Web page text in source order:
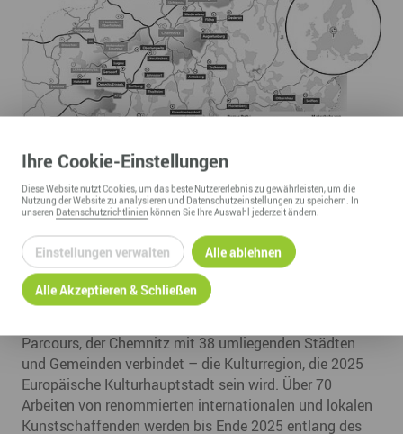
PURPLE PATH – der Kunst-Parcours
durchs Erzgebirge
Parcours, der Chemnitz mit 38 umliegenden Städten
und Gemeinden verbindet – die Kulturregion, die 2025
Europäische Kulturhauptstadt sein wird. Über 70
Arbeiten von renommierten internationalen und lokalen
Kunstschaffenden werden bis Ende 2025 entlang des
Ihre Cookie-Einstellungen
DieseWebsitenutzt Cookies, um das beste Nutzererlebnis zu gewährleisten, um die
Nutzung derWebsitezu analysieren und Datenschutzeinstellungen zu speichern. In
unseren Datenschutzrichtlinien können Sie Ihre Auswahl jederzeit ändern.
Einstellungen verwalten Alle ablehnen
Alle Akzeptieren & Schließen